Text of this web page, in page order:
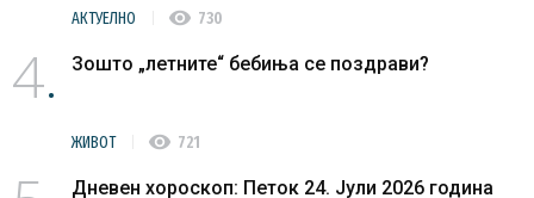
АКТУЕЛНО visibility 730
4 Зошто „летните“ бебиња се поздрави?
ЖИВОТ visibility 721
Дневен хороскоп: Петок 24. Јули 2026 година